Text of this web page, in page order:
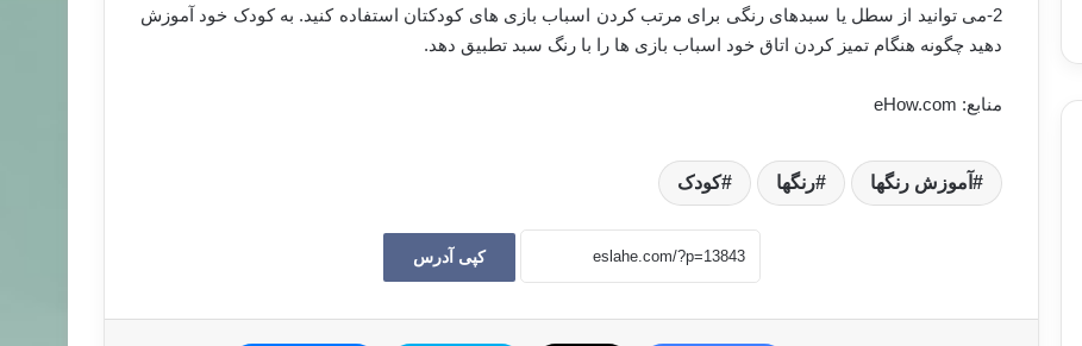
2-می توانید از سطل یا سبدهای رنگی برای مرتب کردن اسباب بازی های کودکتان استفاده کنید. به کودک خود آموزش
دهید چگونه هنگام تمیز کردن اتاق خود اسباب بازی ها را با رنگ سبد تطبیق دهد.
منابع: eHow.com
آموزش رنگها رنگها کودک
کپی آدرس